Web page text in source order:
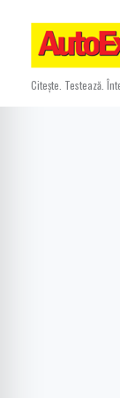
content
Citește. Testează.